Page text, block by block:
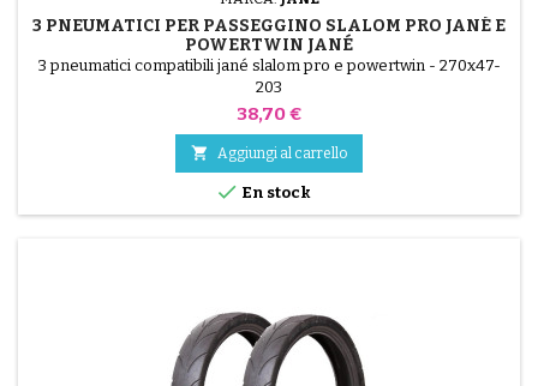
3 PNEUMATICI PER PASSEGGINO SLALOM PRO JANÉ E
POWERTWIN JANÉ
3 pneumatici compatibili jané slalom pro e powertwin - 270x47-
203
Prezzo
38,70 €
 Aggiungi al carrello
 En stock